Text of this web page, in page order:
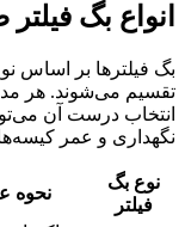
انواع بگ
بگ فیلترها بر اساس
تقسیم می‌شوند. هر
انتخاب درست آن
نگهداری و عمر
نوع بگ
فیلتر
نحوه